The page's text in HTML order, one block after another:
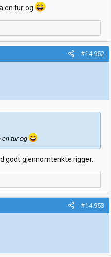
en tur og
#14.952
en tur og
godt gjennomtenkte rigger.
#14.953